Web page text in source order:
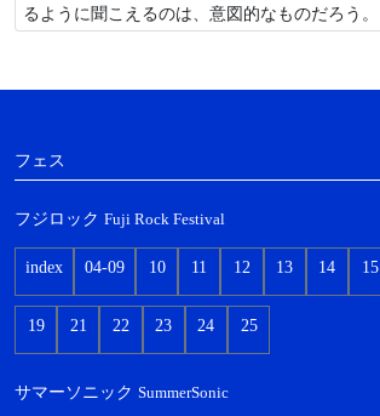
るように聞こえるのは、意図的なものだろう。
フェス
フジロック Fuji Rock Festival
index 04-09 10 11 12 13 14 15
19 21 22 23 24 25
サマーソニック SummerSonic